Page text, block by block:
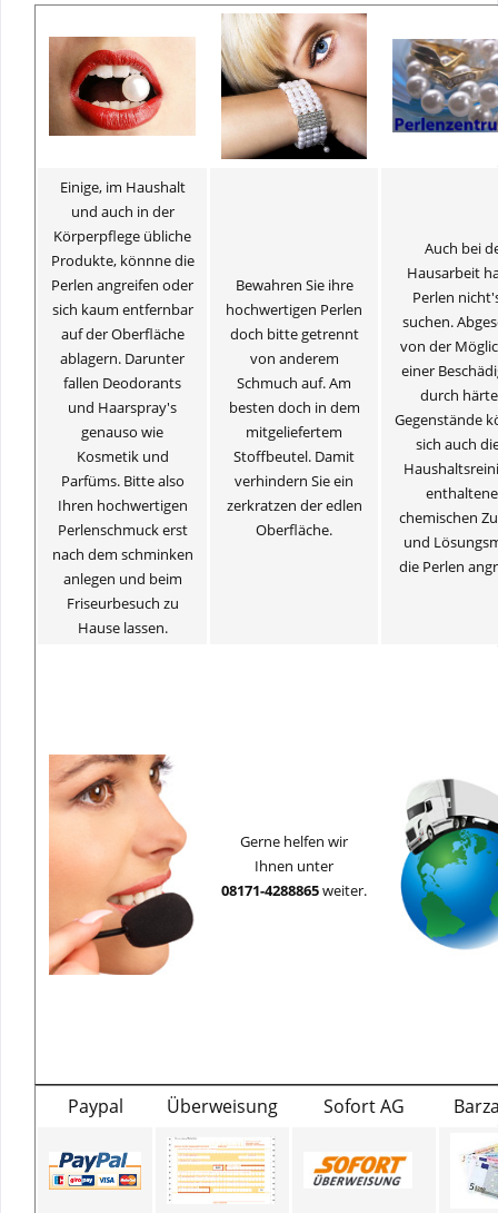
Einige, im Haushalt
und auch in der
Körperpflege übliche
Produkte, könnne die
Perlen angreifen oder
sich kaum entfernbar
auf der Oberfläche
ablagern. Darunter
fallen Deodorants
und Haarspray's
genauso wie
Kosmetik und
Parfüms. Bitte also
Ihren hochwertigen
Perlenschmuck erst
nach dem schminken
anlegen und beim
Friseurbesuch zu
Hause lassen.
Bewahren Sie ihre
hochwertigen Perlen
doch bitte getrennt
von anderem
Schmuch auf. Am
besten doch in dem
mitgeliefertem
Stoffbeutel. Damit
verhindern Sie ein
zerkratzen der edlen
Oberfläche.
Auch bei
Hausarbeit
Perlen
suchen.
von der
einer
durch
Gegenstände
sich auch
chemischen
und
die Perlen
Gerne helfen wir
Ihnen unter
08171-4288865weiter.
Paypal Überweisung Sofort AG